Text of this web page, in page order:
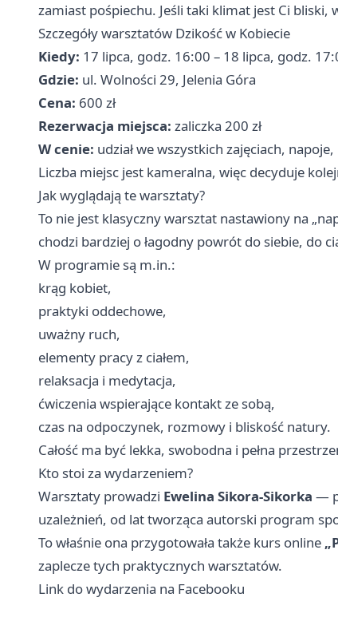
zamiast pośpiechu. Jeśli taki klimat jest Ci
Szczegóły warsztatów Dzikość w Kobiecie
Kiedy: 17 lipca, godz. 16:00 – 18 lipca, godz.
Gdzie: ul. Wolności 29, Jelenia Góra
Cena: 600 zł
Rezerwacja miejsca: zaliczka 200 zł
W cenie: udział we wszystkich zajęciach,
Liczba miejsc jest kameralna, więc decyduje
Jak wyglądają te warsztaty?
To nie jest klasyczny warsztat nastawiony na
chodzi bardziej o łagodny powrót do siebie, do
W programie są m.in.:
krąg kobiet,
praktyki oddechowe,
uważny ruch,
elementy pracy z ciałem,
relaksacja i medytacja,
ćwiczenia wspierające kontakt ze sobą,
czas na odpoczynek, rozmowy i bliskość natury.
Całość ma być lekka, swobodna i pełna
Kto stoi za wydarzeniem?
Warsztaty prowadzi Ewelina Sikora-Sikorka —
uzależnień, od lat tworząca autorski program
To właśnie ona przygotowała także kurs online
zaplecze tych praktycznych warsztatów.
Link do wydarzenia na Facebooku